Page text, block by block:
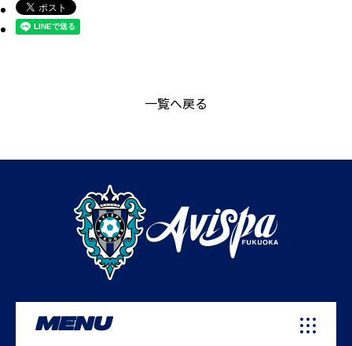
一覧へ戻る
MENU